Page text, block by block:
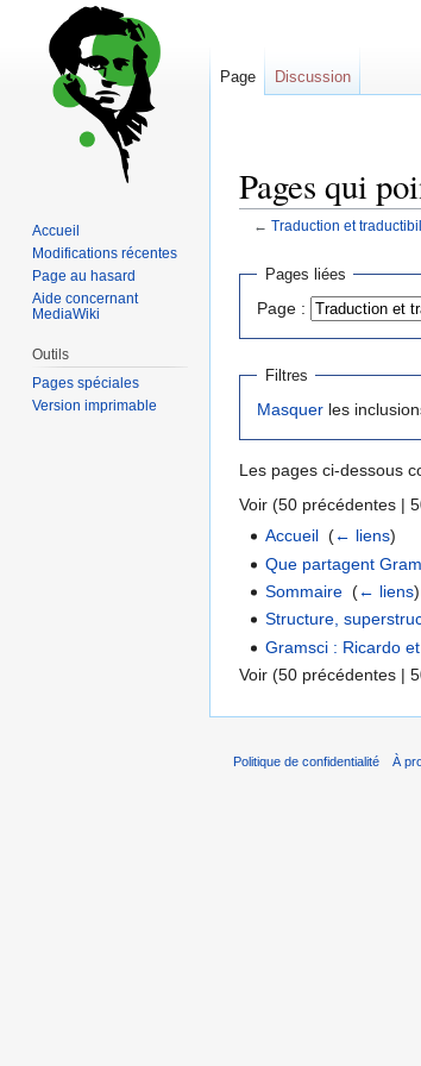
Pages qui
← Traduction et
Sauter
navigation
Sauter
recherche
Pages liées
Page :
Filtres
Masquer les
Les pages ci-dessous
Voir (50 précédentes |
Accueil ‎(← liens)
Que partagent
Sommaire ‎(← liens)
Structure,
Gramsci : Ricardo
Voir (50 précédentes |
Page Discussion
Accueil
Modifications récentes
Page au hasard
Aide concernant
MediaWiki
Outils
Pages spéciales
Version imprimable
Politique de confidentialité À